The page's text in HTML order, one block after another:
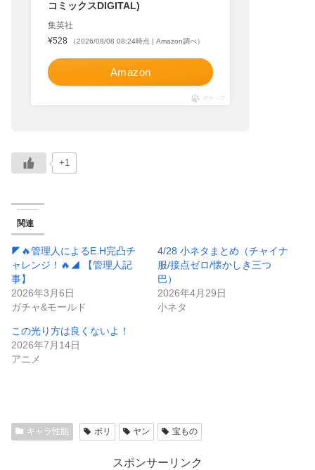
コミックスDIGITAL)
集英社
¥528
（2026/08/08 08:24時点 | Amazon調べ）
Amazon
ポチップ
+1
関連
◤🔥管理人によるE.H完凸チ
ャレンジ！🔥◢ 【管理人記
事】
2026年3月6日
ガチャ&モールド
4/28 小ネタまとめ（チャイナ
服/接点ゼロ/懐かしき三つ
巴）
2026年4月29日
小ネタ
この光り方は良くないよ！
2026年7月14日
アニメ
キャラ性能 ポリ ヤン 宝もの
スポンサーリンク